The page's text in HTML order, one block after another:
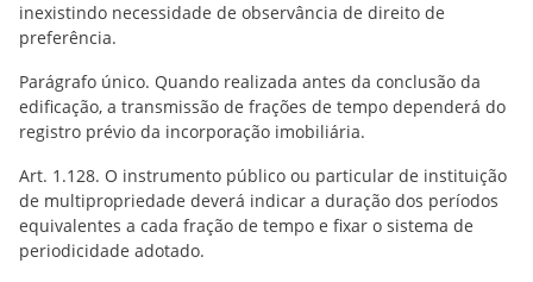
inexistindo necessidade de observância de direito de
preferência.
Parágrafo único. Quando realizada antes da conclusão da
edificação, a transmissão de frações de tempo dependerá do
registro prévio da incorporação imobiliária.
Art. 1.128. O instrumento público ou particular de instituição
de multipropriedade deverá indicar a duração dos períodos
equivalentes a cada fração de tempo e fixar o sistema de
periodicidade adotado.